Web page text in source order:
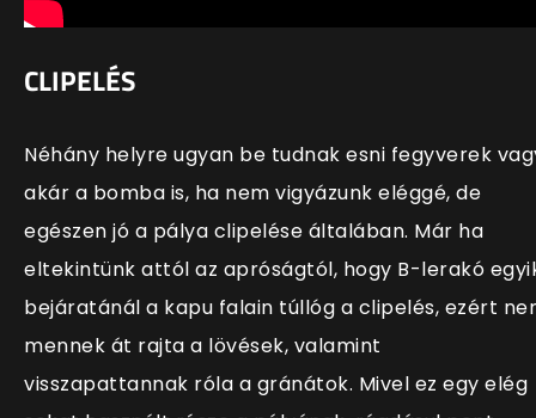
CLIPELÉS
Néhány helyre ugyan be tudnak esni fegyverek
akár a bomba is, ha nem vigyázunk eléggé, de
egészen jó a pálya clipelése általában. Már ha
eltekintünk attól az apróságtól, hogy B-lerakó
bejáratánál a kapu falain túllóg a clipelés, ezért
mennek át rajta a lövések, valamint
visszapattannak róla a gránátok. Mivel ez egy elég